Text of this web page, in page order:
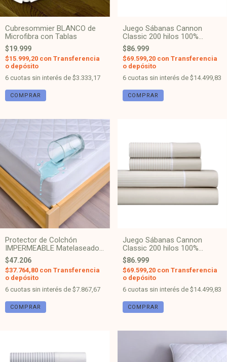
Cubresommier BLANCO de
Microfibra con Tablas
$19.999
$15.999,20 con Transferencia
o depósito
6 cuotas sin interés de $3.333,17
COMPRAR
Juego Sábanas Cannon
Classic 200 hilos 100%
Algodón - Blanco 9209
$86.999
$69.599,20 con Transferencia
o depósito
6 cuotas sin interés de $14.499,83
COMPRAR
Protector de Colchón
IMPERMEABLE Matelaseado
Elastizado
$47.206
$37.764,80 con Transferencia
o depósito
6 cuotas sin interés de $7.867,67
COMPRAR
Juego Sábanas Cannon
Classic 200 hilos 100%
Algodón - Beige 9211
$86.999
$69.599,20 con Transferencia
o depósito
6 cuotas sin interés de $14.499,83
COMPRAR